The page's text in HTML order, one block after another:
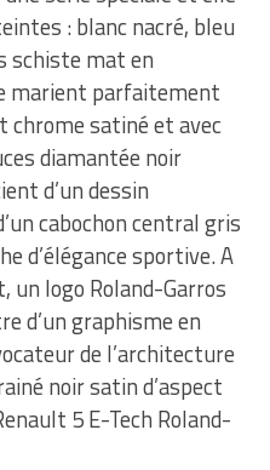
: blanc nacré, bleu
schiste mat en
marient parfaitement
chrome satiné et avec
diamantée noir
d’un dessin
cabochon central gris
d’élégance sportive. A
un logo Roland-Garros
d’un graphisme en
de l’architecture
noir satin d’aspect
5 E-Tech Roland-